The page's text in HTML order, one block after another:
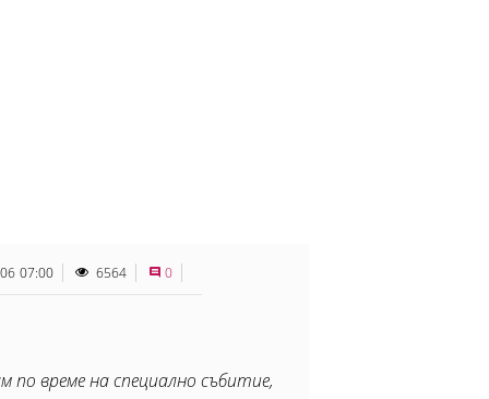
07:00 6564 0
време на специално събитие,